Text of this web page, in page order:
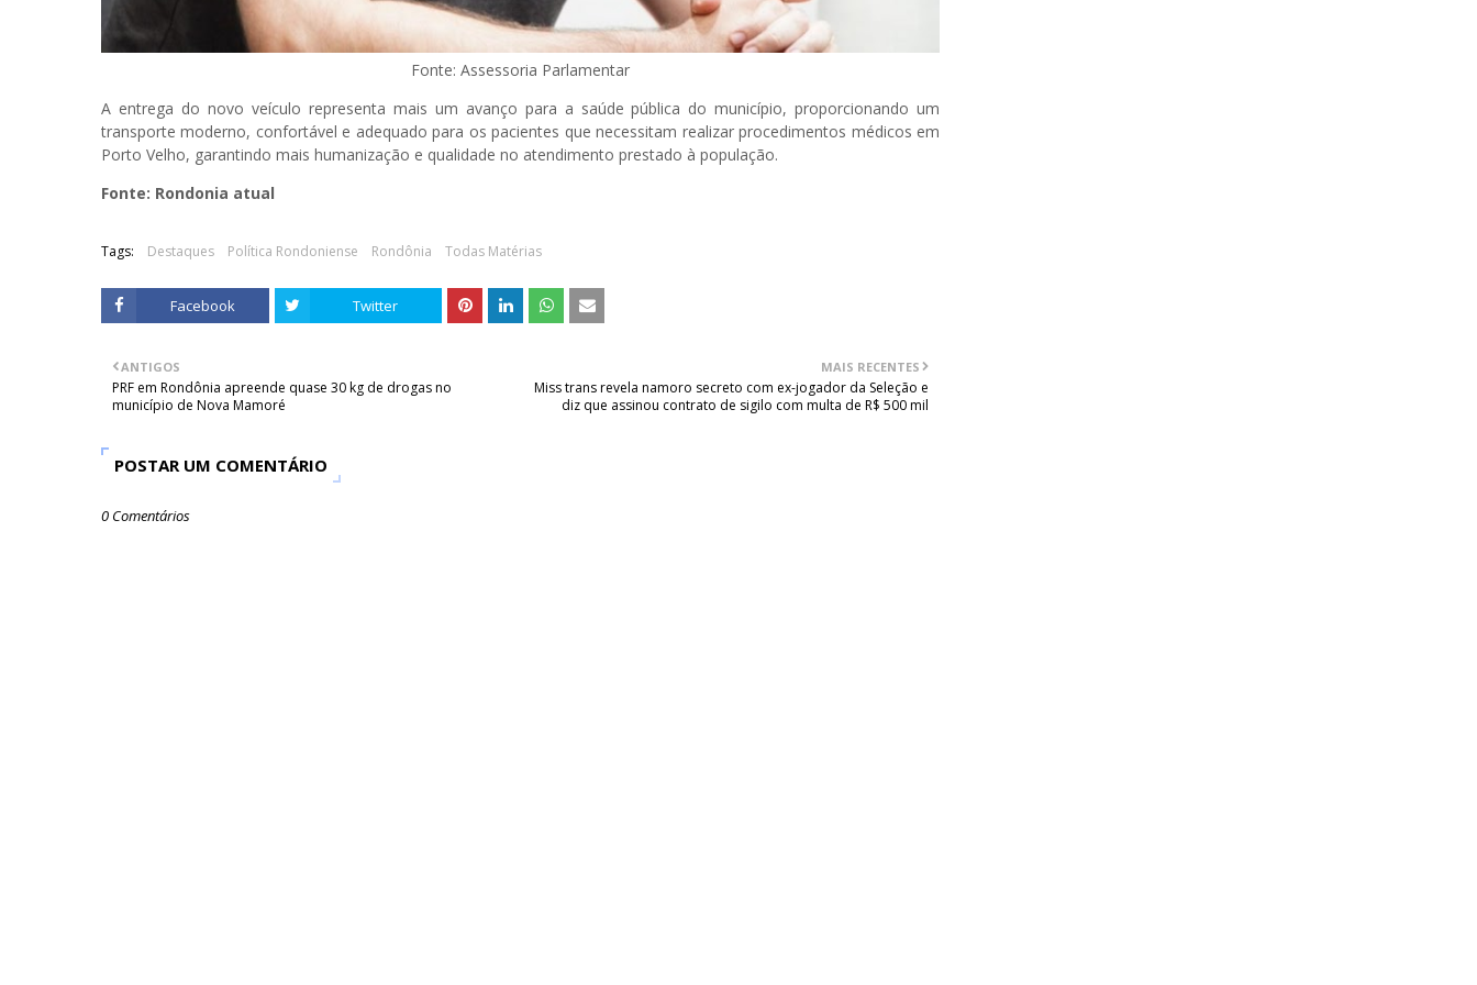
Fonte: Assessoria Parlamentar
A entrega do novo veículo representa mais um avanço para a saúde pública do município, proporcionando um
transporte moderno, confortável e adequado para os pacientes que necessitam realizar procedimentos médicos em
Porto Velho, garantindo mais humanização e qualidade no atendimento prestado à população.
Fonte: Rondonia atual
Tags: Destaques Política Rondoniense Rondônia Todas Matérias
Facebook Twitter
MAIS RECENTES
Miss trans revela namoro secreto com ex-jogador da Seleção e
diz que assinou contrato de sigilo com multa de R$ 500 mil
ANTIGOS
PRF em Rondônia apreende quase 30 kg de drogas no
município de Nova Mamoré
POSTAR UM COMENTÁRIO
0 Comentários